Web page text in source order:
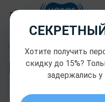
Главная
Роботы
Хотите получить
скидку до 15%?
задержались